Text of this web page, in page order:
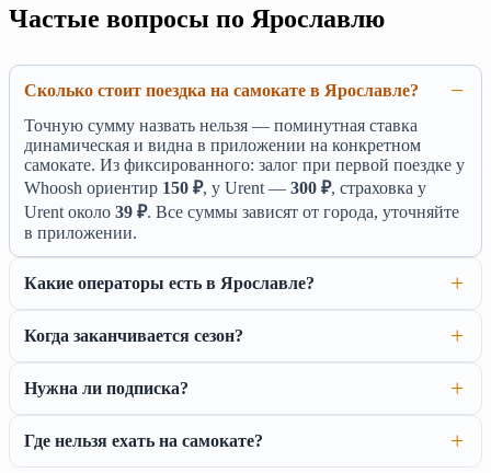
Частые вопросы по Ярославлю
Сколько стоит поездка на самокате в Ярославле?
Точную сумму назвать нельзя — поминутная ставка
динамическая и видна в приложении на конкретном
самокате. Из фиксированного: залог при первой поездке у
Whoosh ориентир 150 ₽, у Urent — 300 ₽, страховка у
Urent около 39 ₽. Все суммы зависят от города, уточняйте
в приложении.
Какие операторы есть в Ярославле?
Когда заканчивается сезон?
Нужна ли подписка?
Где нельзя ехать на самокате?